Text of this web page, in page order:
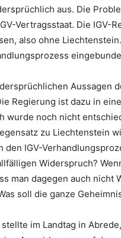
aus. Die
Vertragsstaat. Die IGV-
also ohne
Aussagen
Regierung ist dazu in
wurde noch nicht
zu Liechtenstein
den IGV-
Widerspruch?
man dagegen auch
soll die ganze
im Landtag in